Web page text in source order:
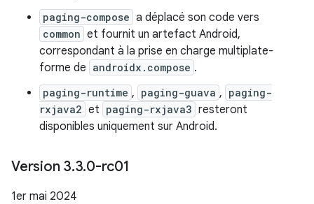
paging-compose a déplacé son code vers
common et fournit un artefact Android,
correspondant à la prise en charge multiplate-
forme de androidx.compose .
paging-runtime , paging-guava , paging-
rxjava2 et paging-rxjava3 resteront
disponibles uniquement sur Android.
Version 3.3.0-rc01
1er mai 2024